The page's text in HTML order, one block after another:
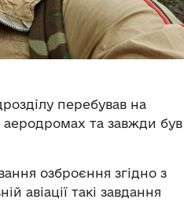
перебував на
аеродромах та завжди
озброєння згідно з
авіації такі завдання